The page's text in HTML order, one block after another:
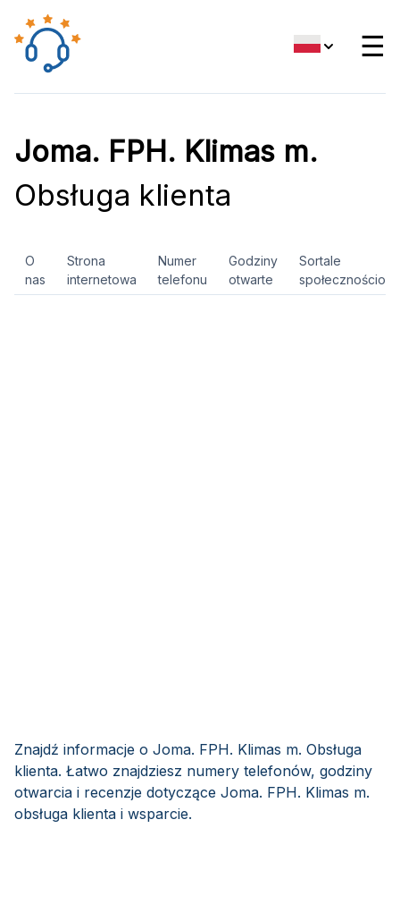
☰
Joma. FPH. Klimas m.
Obsługa klienta
O
nas
Strona
internetowa
Numer
telefonu
Godziny
otwarte
Sortale
Znajdź informacje o Joma. FPH. Klimas m. Obsługa
klienta. Łatwo znajdziesz numery telefonów, godziny
otwarcia i recenzje dotyczące Joma. FPH. Klimas m.
obsługa klienta i wsparcie.